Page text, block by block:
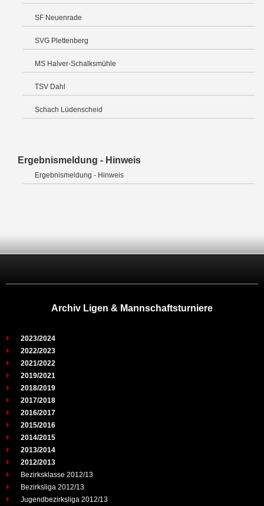
SF Neuenrade
SVG Plettenberg
MS Halver-Schalksmühle
TSV Dahl
Schach Lüdenscheid
Ergebnismeldung - Hinweis
Ergebnismeldung - Hinweis
Archiv Ligen & Mannschaftsturniere
2023/2024
2022/2023
2021/2022
2019/2021
2018/2019
2017/2018
2016/2017
2015/2016
2014/2015
2013/2014
2012/2013
Bezirksklasse 2012/13
Bezirksliga 2012/13
Jugendbezirksliga 2012/13